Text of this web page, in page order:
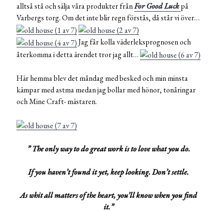
alltså stå och sälja våra produkter frånFor Good Luckpå
Varbergs torg. Om det inte blir regn förstås, då står vi över…
Jag får kolla väderleksprognosen och
återkomma i detta ärendet tror jag allt…
Här hemma blev det måndag med besked och min minsta
kämpar med astma medan jag bollar med hönor, tonåringar
och Mine Craft- mästaren.
” The only way to do great workis to love what you do.
If you haven’t found it yet, keep looking.Don’t settle.
As whit all matters of the heart,you’ll know when you find
it.”